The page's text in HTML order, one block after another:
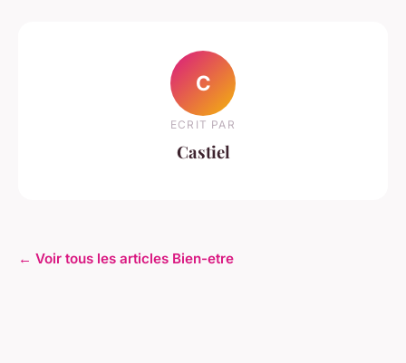
C
ECRIT PAR
Castiel
← Voir tous les articles Bien-etre